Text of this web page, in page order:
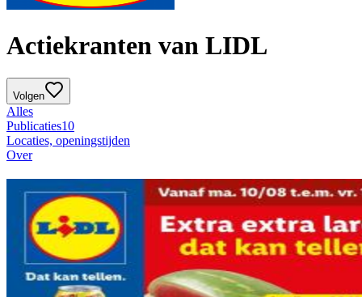
Actiekranten van LIDL
Volgen
Alles
Publicaties10
Locaties, openingstijden
Over